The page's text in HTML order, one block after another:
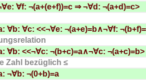
∀f: ¬(a+(e+f))=c ⇒ ¬∀d: ¬(a+d)=c>
∀b: ∀c: <<¬∀e: ¬(a+e)=b∧¬∀f:
∀b: <<¬∀c: ¬(b+c)=a∧¬∀c:
Zahl bezüglich ≤
¬∀b: ¬(0+b)=a